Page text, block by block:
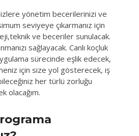
yönetim becerilerinizi ve
seviyeye çıkarmanız için
ve beceriler sunulacak.
sağlayacak. Canlı koçluk
sürecinde eşlik edecek,
için size yol gösterecek, iş
her türlü zorluğu
olacağım.